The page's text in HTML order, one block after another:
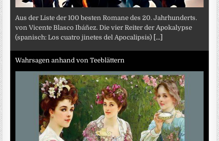
Aus der Liste der 100 besten Romane des 20. Jahrhunderts.
von Vicente Blasco Ibáñez. Die vier Reiter der Apokalypse
(spanisch: Los cuatro jinetes del Apocalipsis) [...]
Wahrsagen anhand von Teeblättern